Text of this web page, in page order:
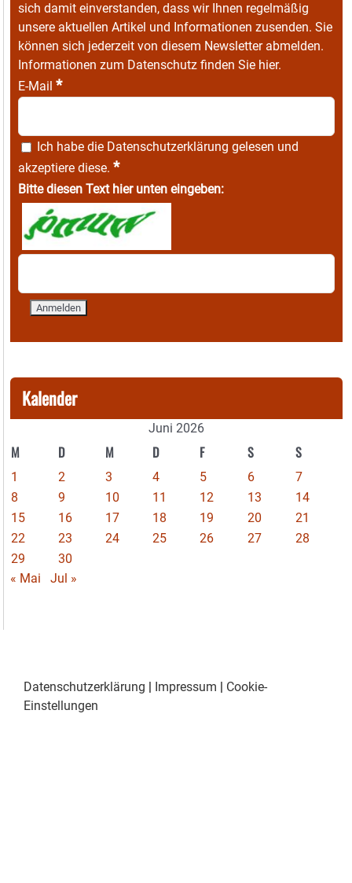
sich damit einverstanden, dass wir Ihnen regelmäßig
unsere aktuellen Artikel und Informationen zusenden. Sie
können sich jederzeit von diesem Newsletter abmelden.
Informationen zum Datenschutz finden Sie hier.
E-Mail *
Ich habe die Datenschutzerklärung gelesen und
akzeptiere diese. *
Bitte diesen Text hier unten eingeben:
Kalender
Juni 2026
M D M D F S S
1 2 3 4 5 6
7
8
9 10 11 12 13
14
15
16 17 18 19 20
21
22
23 24 25 26 27
28
29
30
« Mai
Jul »
Datenschutzerklärung | Impressum | Cookie-
Einstellungen